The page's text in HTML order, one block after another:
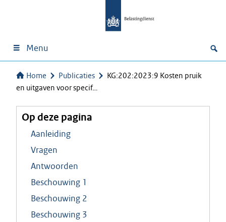
Menu
Home Publicaties
KG:202:2023:9 Kosten pruik
en uitgaven voor specif…
Op deze pagina
Aanleiding
Vragen
Antwoorden
Beschouwing 1
Beschouwing 2
Beschouwing 3